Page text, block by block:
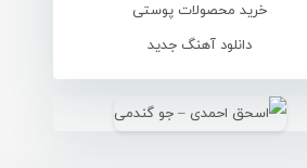
خرید محصولات پوستی
دانلود آهنگ جدید